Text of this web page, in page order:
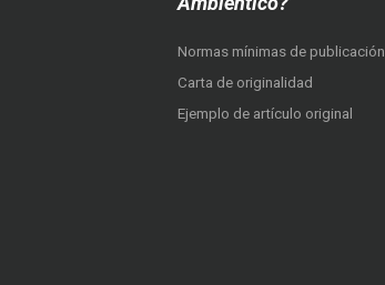
Normas mínimas de publicación
Carta de originalidad
Ejemplo de artículo original